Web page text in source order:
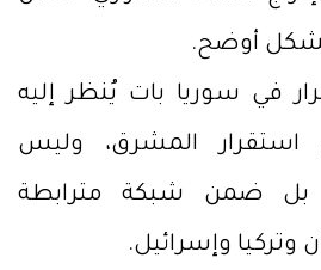
أوضح.
في سوريا بات يُنظر إليه
المشرق، وليس
بل ضمن شبكة مترابطة
وتركيا وإسرائيل.